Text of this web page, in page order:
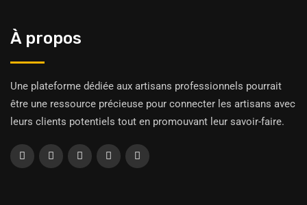
À propos
Une plateforme dédiée aux artisans professionnels pourrait
être une ressource précieuse pour connecter les artisans avec
leurs clients potentiels tout en promouvant leur savoir-faire.